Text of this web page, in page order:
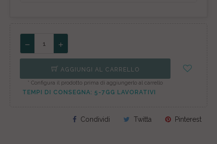
AGGIUNGI AL CARRELLO
* Configura il prodotto prima di aggiungerlo al carrello
TEMPI DI CONSEGNA: 5-7GG LAVORATIVI
Condividi Twitta Pinterest